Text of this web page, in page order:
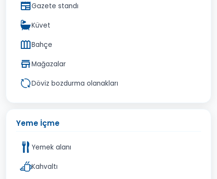
Gazete standı
Küvet
Bahçe
Mağazalar
Döviz bozdurma olanakları
Yeme İçme
Yemek alanı
Kahvaltı